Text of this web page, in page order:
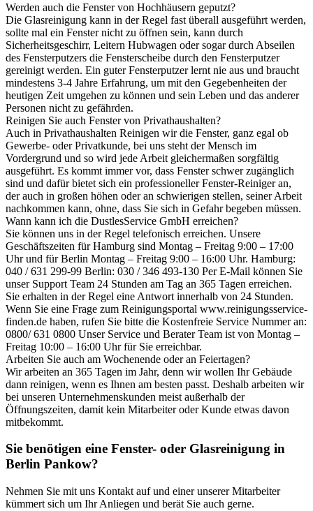
Werden auch die Fenster von Hochhäusern geputzt?
Die Glasreinigung kann in der Regel fast überall ausgeführt werden,
sollte mal ein Fenster nicht zu öffnen sein, kann durch
Sicherheitsgeschirr, Leitern Hubwagen oder sogar durch Abseilen
des Fensterputzers die Fensterscheibe durch den Fensterputzer
gereinigt werden. Ein guter Fensterputzer lernt nie aus und braucht
mindestens 3-4 Jahre Erfahrung, um mit den Gegebenheiten der
heutigen Zeit umgehen zu können und sein Leben und das anderer
Personen nicht zu gefährden.
Reinigen Sie auch Fenster von Privathaushalten?
Auch in Privathaushalten Reinigen wir die Fenster, ganz egal ob
Gewerbe- oder Privatkunde, bei uns steht der Mensch im
Vordergrund und so wird jede Arbeit gleichermaßen sorgfältig
ausgeführt. Es kommt immer vor, dass Fenster schwer zugänglich
sind und dafür bietet sich ein professioneller Fenster-Reiniger an,
der auch in großen höhen oder an schwierigen stellen, seiner Arbeit
nachkommen kann, ohne, dass Sie sich in Gefahr begeben müssen.
Wann kann ich die DustlesService GmbH erreichen?
Sie können uns in der Regel telefonisch erreichen. Unsere
Geschäftszeiten für Hamburg sind Montag – Freitag 9:00 – 17:00
Uhr und für Berlin Montag – Freitag 9:00 – 16:00 Uhr. Hamburg:
040 / 631 299-99 Berlin: 030 / 346 493-130 Per E-Mail können Sie
unser Support Team 24 Stunden am Tag an 365 Tagen erreichen.
Sie erhalten in der Regel eine Antwort innerhalb von 24 Stunden.
Wenn Sie eine Frage zum Reinigungsportal www.reinigungsservice-
finden.de haben, rufen Sie bitte die Kostenfreie Service Nummer an:
0800/ 631 0800 Unser Service und Berater Team ist von Montag –
Freitag 10:00 – 16:00 Uhr für Sie erreichbar.
Arbeiten Sie auch am Wochenende oder an Feiertagen?
Wir arbeiten an 365 Tagen im Jahr, denn wir wollen Ihr Gebäude
dann reinigen, wenn es Ihnen am besten passt. Deshalb arbeiten wir
bei unseren Unternehmenskunden meist außerhalb der
Öffnungszeiten, damit kein Mitarbeiter oder Kunde etwas davon
mitbekommt.
Sie benötigen eine Fenster- oder Glasreinigung in
Berlin Pankow?
Nehmen Sie mit uns Kontakt auf und einer unserer Mitarbeiter
kümmert sich um Ihr Anliegen und berät Sie auch gerne.